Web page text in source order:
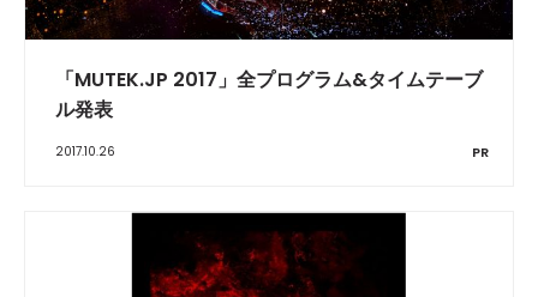
「MUTEK.JP 2017」全プログラム&タイムテーブ
ル発表
2017.10.26 PR